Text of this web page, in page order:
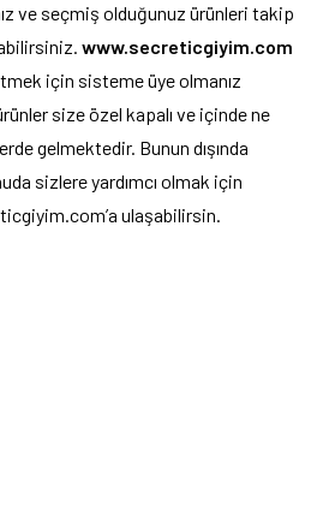
ve seçmiş olduğunuz ürünleri takip
www.secreticgiyim.com
için sisteme üye olmanız
size özel kapalı ve içinde ne
gelmektedir. Bunun dışında
sizlere yardımcı olmak için
ulaşabilirsin.